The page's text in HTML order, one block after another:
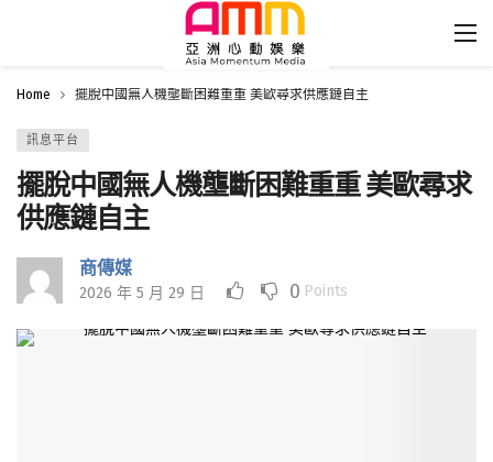
Home 擺脫中國無人機壟斷困難重重 美歐尋求供應鏈自主
訊息平台
擺脫中國無人機壟斷困難重重 美歐尋求
供應鏈自主
商傳媒
2026 年 5 月 29 日 0 Points